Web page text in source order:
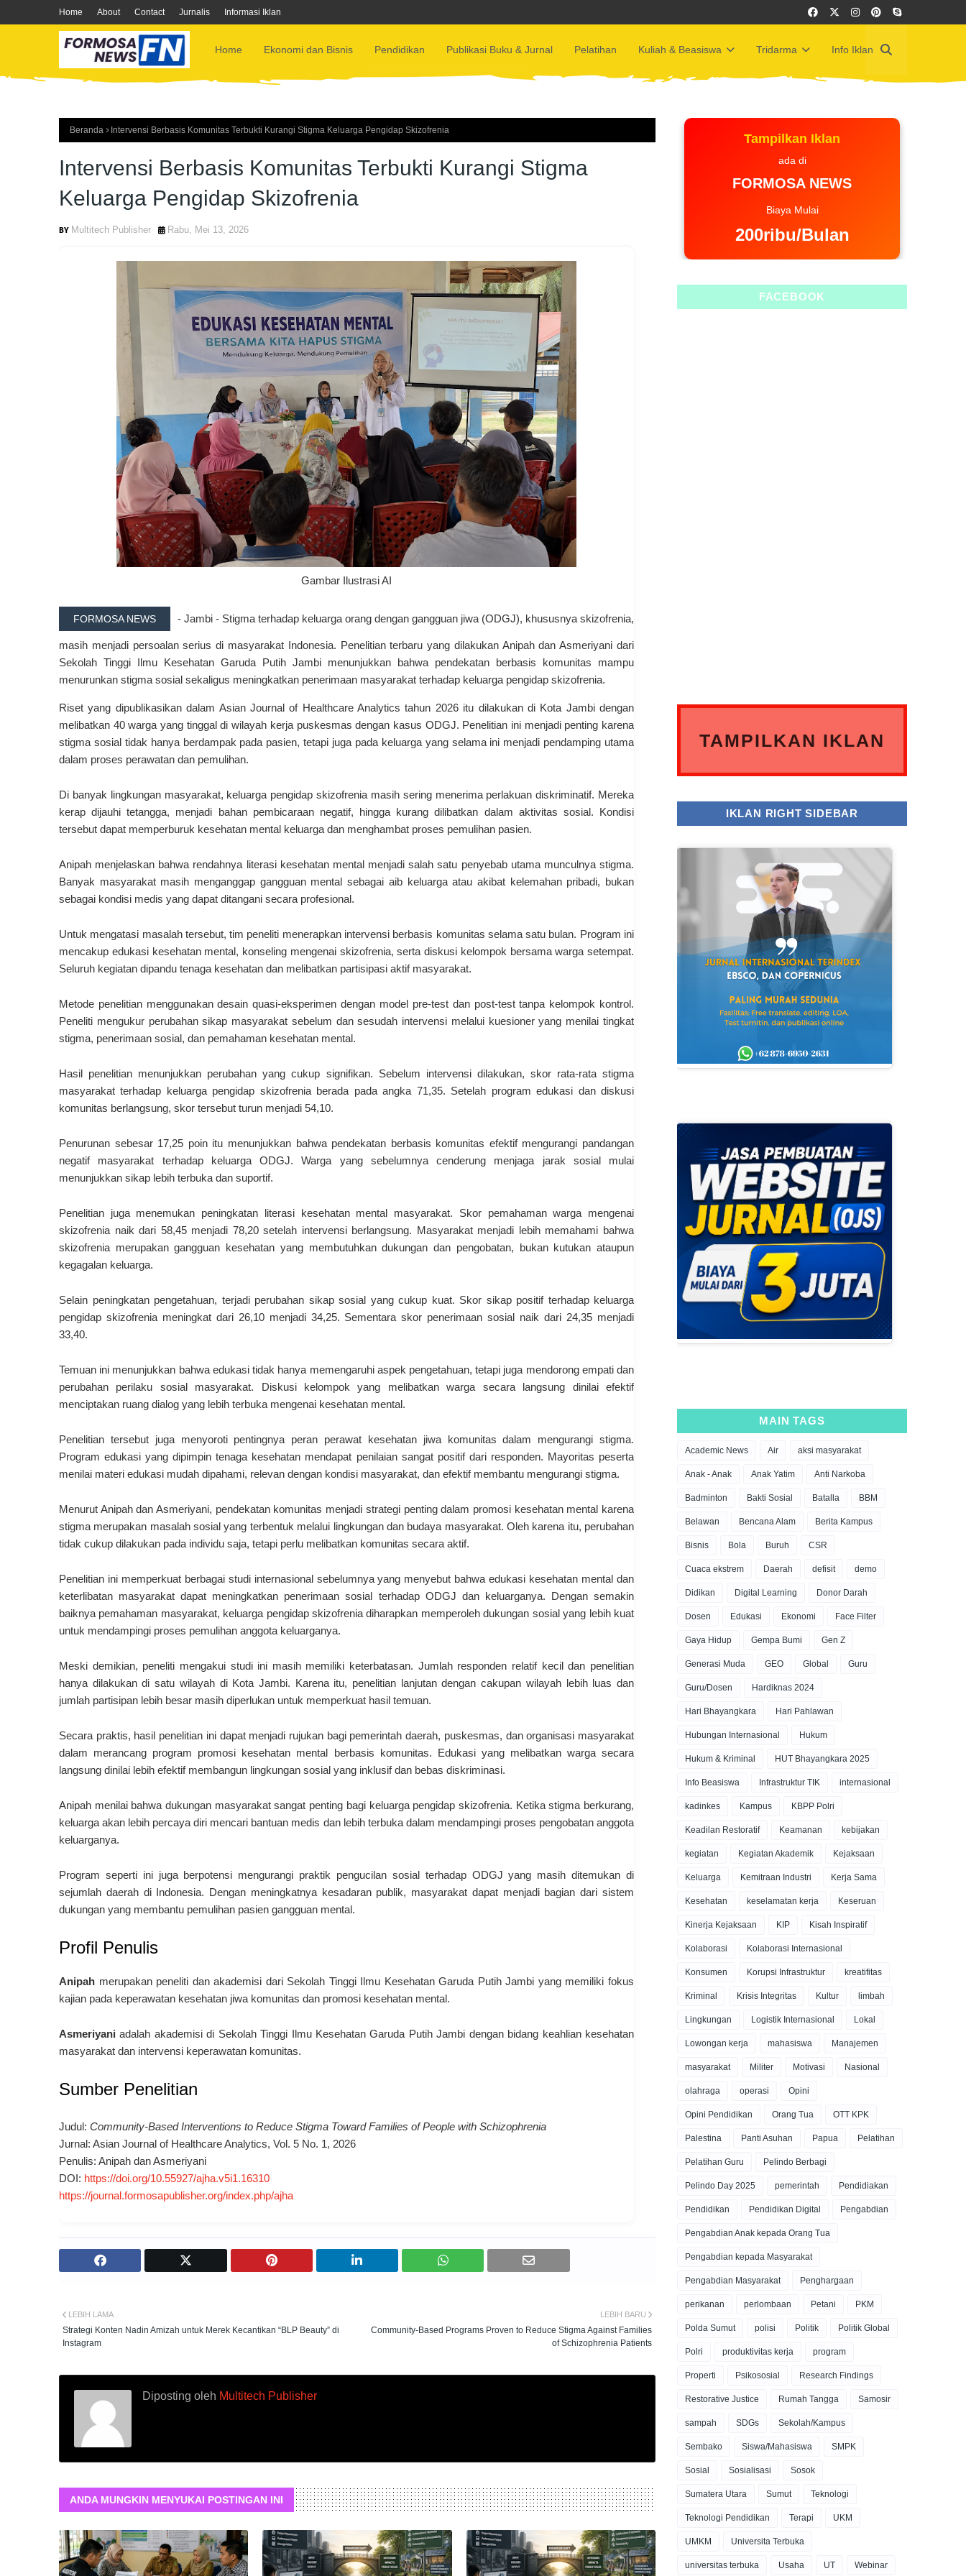
Home About Contact Jurnalis Informasi Iklan
Home Ekonomi dan Bisnis Pendidikan Publikasi Buku & Jurnal Pelatihan Kuliah & Beasiswa Tridarma Info Iklan
Beranda Intervensi Berbasis Komunitas Terbukti Kurangi Stigma Keluarga Pengidap Skizofrenia
Intervensi Berbasis Komunitas Terbukti Kurangi Stigma
Keluarga Pengidap Skizofrenia
Multitech Publisher Rabu, Mei 13, 2026
Gambar Ilustrasi AI
FORMOSA NEWS - Jambi - Stigma terhadap keluarga orang dengan gangguan jiwa (ODGJ), khususnya skizofrenia,
masih menjadi persoalan serius di masyarakat Indonesia. Penelitian terbaru yang dilakukan Anipah dan Asmeriyani dari
Sekolah Tinggi Ilmu Kesehatan Garuda Putih Jambi menunjukkan bahwa pendekatan berbasis komunitas mampu
menurunkan stigma sosial sekaligus meningkatkan penerimaan masyarakat terhadap keluarga pengidap skizofrenia.
Riset yang dipublikasikan dalam Asian Journal of Healthcare Analytics tahun 2026 itu dilakukan di Kota Jambi dengan
melibatkan 40 warga yang tinggal di wilayah kerja puskesmas dengan kasus ODGJ. Penelitian ini menjadi penting karena
stigma sosial tidak hanya berdampak pada pasien, tetapi juga pada keluarga yang selama ini menjadi pendamping utama
dalam proses perawatan dan pemulihan.
Di banyak lingkungan masyarakat, keluarga pengidap skizofrenia masih sering menerima perlakuan diskriminatif. Mereka
kerap dijauhi tetangga, menjadi bahan pembicaraan negatif, hingga kurang dilibatkan dalam aktivitas sosial. Kondisi
tersebut dapat memperburuk kesehatan mental keluarga dan menghambat proses pemulihan pasien.
Anipah menjelaskan bahwa rendahnya literasi kesehatan mental menjadi salah satu penyebab utama munculnya stigma.
Banyak masyarakat masih menganggap gangguan mental sebagai aib keluarga atau akibat kelemahan pribadi, bukan
sebagai kondisi medis yang dapat ditangani secara profesional.
Untuk mengatasi masalah tersebut, tim peneliti menerapkan intervensi berbasis komunitas selama satu bulan. Program ini
mencakup edukasi kesehatan mental, konseling mengenai skizofrenia, serta diskusi kelompok bersama warga setempat.
Seluruh kegiatan dipandu tenaga kesehatan dan melibatkan partisipasi aktif masyarakat.
Metode penelitian menggunakan desain quasi-eksperimen dengan model pre-test dan post-test tanpa kelompok kontrol.
Peneliti mengukur perubahan sikap masyarakat sebelum dan sesudah intervensi melalui kuesioner yang menilai tingkat
stigma, penerimaan sosial, dan pemahaman kesehatan mental.
Hasil penelitian menunjukkan perubahan yang cukup signifikan. Sebelum intervensi dilakukan, skor rata-rata stigma
masyarakat terhadap keluarga pengidap skizofrenia berada pada angka 71,35. Setelah program edukasi dan diskusi
komunitas berlangsung, skor tersebut turun menjadi 54,10.
Penurunan sebesar 17,25 poin itu menunjukkan bahwa pendekatan berbasis komunitas efektif mengurangi pandangan
negatif masyarakat terhadap keluarga ODGJ. Warga yang sebelumnya cenderung menjaga jarak sosial mulai
menunjukkan sikap lebih terbuka dan suportif.
Penelitian juga menemukan peningkatan literasi kesehatan mental masyarakat. Skor pemahaman warga mengenai
skizofrenia naik dari 58,45 menjadi 78,20 setelah intervensi berlangsung. Masyarakat menjadi lebih memahami bahwa
skizofrenia merupakan gangguan kesehatan yang membutuhkan dukungan dan pengobatan, bukan kutukan ataupun
kegagalan keluarga.
Selain peningkatan pengetahuan, terjadi perubahan sikap sosial yang cukup kuat. Skor sikap positif terhadap keluarga
pengidap skizofrenia meningkat dari 26,10 menjadi 34,25. Sementara skor penerimaan sosial naik dari 24,35 menjadi
33,40.
Temuan ini menunjukkan bahwa edukasi tidak hanya memengaruhi aspek pengetahuan, tetapi juga mendorong empati dan
perubahan perilaku sosial masyarakat. Diskusi kelompok yang melibatkan warga secara langsung dinilai efektif
menciptakan ruang dialog yang lebih terbuka mengenai kesehatan mental.
Penelitian tersebut juga menyoroti pentingnya peran perawat kesehatan jiwa komunitas dalam mengurangi stigma.
Program edukasi yang dipimpin tenaga kesehatan mendapat penilaian sangat positif dari responden. Mayoritas peserta
menilai materi edukasi mudah dipahami, relevan dengan kondisi masyarakat, dan efektif membantu mengurangi stigma.
Menurut Anipah dan Asmeriyani, pendekatan komunitas menjadi strategi penting dalam promosi kesehatan mental karena
stigma merupakan masalah sosial yang terbentuk melalui lingkungan dan budaya masyarakat. Oleh karena itu, perubahan
tidak cukup dilakukan pada individu saja, tetapi perlu melibatkan komunitas secara aktif.
Penelitian ini memperkuat berbagai studi internasional sebelumnya yang menyebut bahwa edukasi kesehatan mental dan
keterlibatan masyarakat dapat meningkatkan penerimaan sosial terhadap ODGJ dan keluarganya. Dengan semakin
baiknya pemahaman masyarakat, keluarga pengidap skizofrenia diharapkan memperoleh dukungan sosial yang lebih kuat
untuk mendampingi proses pemulihan anggota keluarganya.
Meski demikian, peneliti mengakui studi ini masih memiliki keterbatasan. Jumlah responden relatif kecil dan penelitian
hanya dilakukan di satu wilayah di Kota Jambi. Karena itu, penelitian lanjutan dengan cakupan wilayah lebih luas dan
jumlah partisipan lebih besar masih diperlukan untuk memperkuat hasil temuan.
Secara praktis, hasil penelitian ini dapat menjadi rujukan bagi pemerintah daerah, puskesmas, dan organisasi masyarakat
dalam merancang program promosi kesehatan mental berbasis komunitas. Edukasi yang melibatkan warga secara
langsung dinilai lebih efektif membangun lingkungan sosial yang inklusif dan bebas diskriminasi.
Anipah menilai bahwa dukungan masyarakat sangat penting bagi keluarga pengidap skizofrenia. Ketika stigma berkurang,
keluarga akan lebih percaya diri mencari bantuan medis dan lebih terbuka dalam mendampingi proses pengobatan anggota
keluarganya.
Program seperti ini juga berpotensi mengurangi praktik pengucilan sosial terhadap ODGJ yang masih ditemukan di
sejumlah daerah di Indonesia. Dengan meningkatnya kesadaran publik, masyarakat dapat menjadi bagian dari sistem
dukungan yang membantu pemulihan pasien gangguan mental.
Profil Penulis
Anipah merupakan peneliti dan akademisi dari Sekolah Tinggi Ilmu Kesehatan Garuda Putih Jambi yang memiliki fokus
kajian pada keperawatan kesehatan jiwa komunitas dan promosi kesehatan mental.
Asmeriyani adalah akademisi di Sekolah Tinggi Ilmu Kesehatan Garuda Putih Jambi dengan bidang keahlian kesehatan
masyarakat dan intervensi keperawatan komunitas.
Sumber Penelitian
Judul: Community-Based Interventions to Reduce Stigma Toward Families of People with Schizophrenia
Jurnal: Asian Journal of Healthcare Analytics, Vol. 5 No. 1, 2026
Penulis: Anipah dan Asmeriyani
DOI: https://doi.org/10.55927/ajha.v5i1.16310
https://journal.formosapublisher.org/index.php/ajha
LEBIH BARU
Community-Based Programs Proven to Reduce Stigma Against Families
of Schizophrenia Patients
LEBIH LAMA
Strategi Konten Nadin Amizah untuk Merek Kecantikan “BLP Beauty” di
Instagram
Diposting oleh Multitech Publisher
ANDA MUNGKIN MENYUKAI POSTINGAN INI
Tampilkan Iklan
ada di
FORMOSA NEWS
Biaya Mulai
200ribu/Bulan
FACEBOOK
TAMPILKAN IKLAN
IKLAN RIGHT SIDEBAR
MAIN TAGS
Academic News Air aksi masyarakat
Anak - Anak Anak Yatim Anti Narkoba
Badminton Bakti Sosial Batalla BBM
Belawan Bencana Alam Berita Kampus
Bisnis Bola Buruh CSR
Cuaca ekstrem Daerah defisit demo
Didikan Digital Learning Donor Darah
Dosen Edukasi Ekonomi Face Filter
Gaya Hidup Gempa Bumi Gen Z
Generasi Muda GEO Global Guru
Guru/Dosen Hardiknas 2024
Hari Bhayangkara Hari Pahlawan
Hubungan Internasional Hukum
Hukum & Kriminal HUT Bhayangkara 2025
Info Beasiswa Infrastruktur TIK internasional
kadinkes Kampus KBPP Polri
Keadilan Restoratif Keamanan kebijakan
kegiatan Kegiatan Akademik Kejaksaan
Keluarga Kemitraan Industri Kerja Sama
Kesehatan keselamatan kerja Keseruan
Kinerja Kejaksaan KIP Kisah Inspiratif
Kolaborasi Kolaborasi Internasional
Konsumen Korupsi Infrastruktur kreatifitas
Kriminal Krisis Integritas Kultur limbah
Lingkungan Logistik Internasional Lokal
Lowongan kerja mahasiswa Manajemen
masyarakat Militer Motivasi Nasional
olahraga operasi Opini
Opini Pendidikan Orang Tua OTT KPK
Palestina Panti Asuhan Papua Pelatihan
Pelatihan Guru Pelindo Berbagi
Pelindo Day 2025 pemerintah Pendidiakan
Pendidikan Pendidikan Digital Pengabdian
Pengabdian Anak kepada Orang Tua
Pengabdian kepada Masyarakat
Pengabdian Masyarakat Penghargaan
perikanan perlombaan Petani PKM
Polda Sumut polisi Politik Politik Global
Polri produktivitas kerja program
Properti Psikososial Research Findings
Restorative Justice Rumah Tangga Samosir
sampah SDGs Sekolah/Kampus
Sembako Siswa/Mahasiswa SMPK
Sosial Sosialisasi Sosok
Sumatera Utara Sumut Teknologi
Teknologi Pendidikan Terapi UKM
UMKM Universita Terbuka
universitas terbuka Usaha UT Webinar